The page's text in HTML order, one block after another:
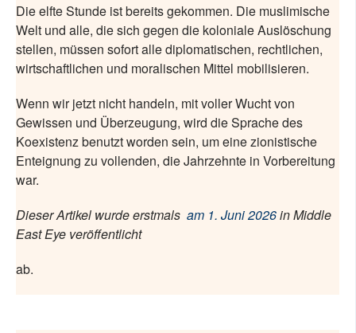
Die elfte Stunde ist bereits gekommen. Die muslimische
Welt und alle, die sich gegen die koloniale Auslöschung
stellen, müssen sofort alle diplomatischen, rechtlichen,
wirtschaftlichen und moralischen Mittel mobilisieren.
Wenn wir jetzt nicht handeln, mit voller Wucht von
Gewissen und Überzeugung, wird die Sprache des
Koexistenz benutzt worden sein, um eine zionistische
Enteignung zu vollenden, die Jahrzehnte in Vorbereitung
war.
Dieser Artikel wurde erstmals am 1. Juni 2026in Middle
East Eye veröffentlicht
ab.